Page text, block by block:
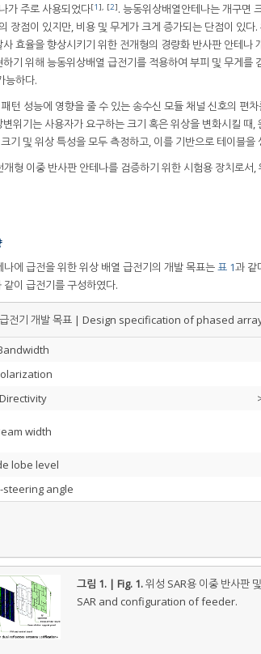
가 주로 사용되었다[1], [2]. 능동위상배열안테나는 개구면
장점이 있지만, 비용 및 무게가 크게 증가되는 단점이 있
효율을 향상시키기 위한 전개형의 경량화 반사판 안테나
기 위해 능동위상배열 급전기를 적용하여 부피 및 무게를
능하다.
턴 성능에 영향을 줄 수 있는 송수신 모듈 채널 신호의 편
위기는 사용자가 요구하는 크기 혹은 위상을 변화시킬 때
기 및 위상 특성을 모두 측정하고, 이를 기반으로 테이블을
형 이중 반사판 안테나를 검증하기 위한 시험용 장치로서
에 급전을 위한 위상 배열 급전기의 개발 목표는표 1과 같
같이 급전기를 구성하였다.
급전기 개발 목표 | Design specification of phased
Directivity
width
lobe level
steering angle
그림 1. | Fig. 1.위성 SAR용 이중 반사
SAR and configuration of feeder.